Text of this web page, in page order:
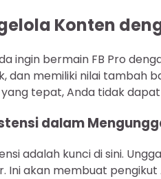
Konten
ingin bermain FB Pro
dan memiliki nilai tambah
tepat, Anda tidak
dalam
adalah kunci di sini.
Ini akan membuat